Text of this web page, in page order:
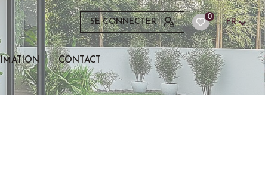
SE CONNECTER
0
FR
CONTACT